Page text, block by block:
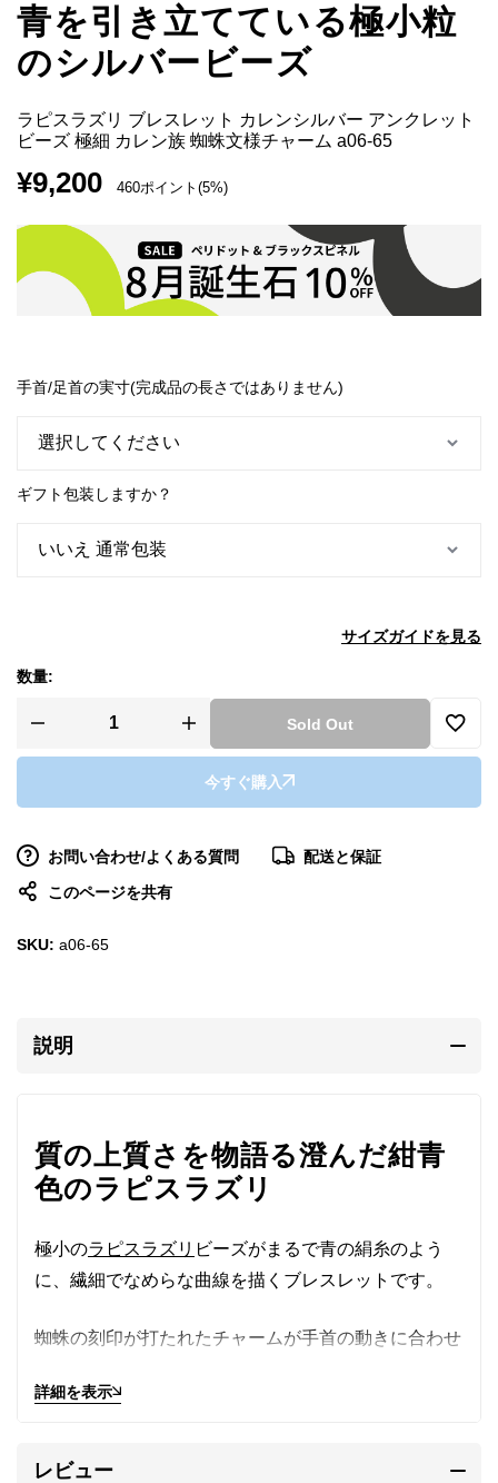
青を引き立てている極小粒
のシルバービーズ
ラピスラズリ ブレスレット カレンシルバー アンクレット
ビーズ 極細 カレン族 蜘蛛文様チャーム a06-65
¥9,200 460ポイント(5%)
手首/足首の実寸(完成品の長さではありません)
ギフト包装しますか？
サイズガイドを見る
数量:
Sold Out
今すぐ購入
お問い合わせ/よくある質問
配送と保証
このページを共有
SKU: a06-65
説明
質の上質さを物語る澄んだ紺青
色のラピスラズリ
極小のラピスラズリ ビーズがまるで青の絹糸のよう
に、繊細でなめらな曲線を描くブレスレットです。
蜘蛛の刻印が打たれたチャームが手首の動きに合わせ
マットな質感で紺青色に澄んだ色合いは質の上質さを
詳細を表示
レビュー